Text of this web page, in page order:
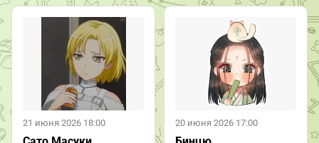
21 июня 2026 18:00 20 июня 2026 17:00